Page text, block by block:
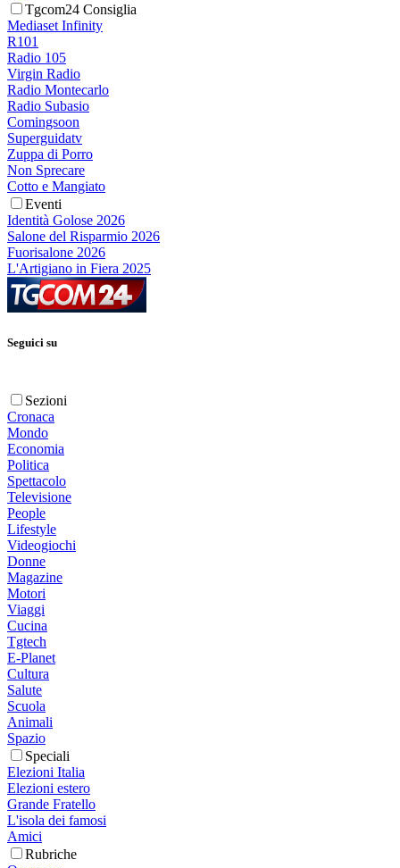
Tgcom24 Consiglia
Mediaset Infinity
R101
Radio 105
Virgin Radio
Radio Montecarlo
Radio Subasio
Comingsoon
Superguidatv
Zuppa di Porro
Non Sprecare
Cotto e Mangiato
Eventi
Identità Golose 2026
Salone del Risparmio 2026
Fuorisalone 2026
L'Artigiano in Fiera 2025
Seguici su
Sezioni
Cronaca
Mondo
Economia
Politica
Spettacolo
Televisione
People
Lifestyle
Videogiochi
Donne
Magazine
Motori
Viaggi
Cucina
Tgtech
E-Planet
Cultura
Salute
Scuola
Animali
Spazio
Speciali
Elezioni Italia
Elezioni estero
Grande Fratello
L'isola dei famosi
Amici
Rubriche